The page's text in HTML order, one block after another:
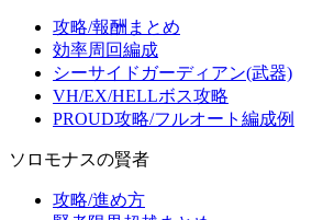
攻略/報酬まとめ
効率周回編成
シーサイドガーディアン(武器)
VH/EX/HELLボス攻略
PROUD攻略/フルオート編成例
ソロモナスの賢者
攻略/進め方